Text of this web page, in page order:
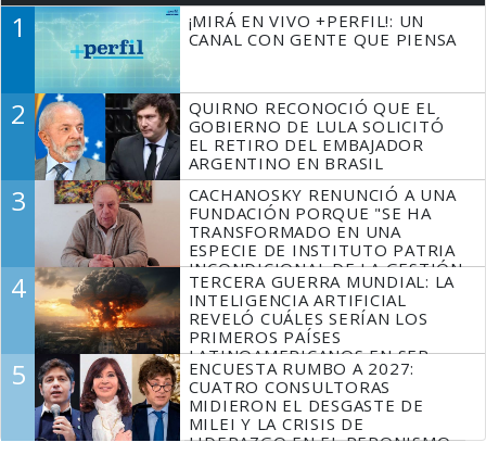
1
¡MIRÁ EN VIVO +PERFIL!: UN
CANAL CON GENTE QUE PIENSA
2
QUIRNO RECONOCIÓ QUE EL
GOBIERNO DE LULA SOLICITÓ
EL RETIRO DEL EMBAJADOR
ARGENTINO EN BRASIL
3
CACHANOSKY RENUNCIÓ A UNA
FUNDACIÓN PORQUE "SE HA
TRANSFORMADO EN UNA
ESPECIE DE INSTITUTO PATRIA
INCONDICIONAL DE LA GESTIÓN
DE MILEI"
4
TERCERA GUERRA MUNDIAL: LA
INTELIGENCIA ARTIFICIAL
REVELÓ CUÁLES SERÍAN LOS
PRIMEROS PAÍSES
LATINOAMERICANOS EN SER
DERROTADOS
5
ENCUESTA RUMBO A 2027:
CUATRO CONSULTORAS
MIDIERON EL DESGASTE DE
MILEI Y LA CRISIS DE
LIDERAZGO EN EL PERONISMO